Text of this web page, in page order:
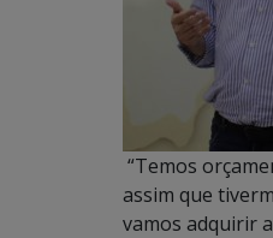
“Temos
assim que
vamos adquirir